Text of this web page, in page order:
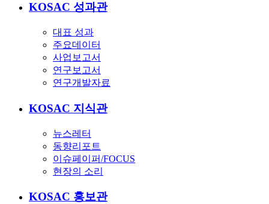
KOSAC 성과관
대표 성과
주요데이터
사업보고서
연구보고서
연구개발자료
KOSAC 지식관
뉴스레터
동향리포트
이슈페이퍼/FOCUS
현장의 소리
KOSAC 홍보관